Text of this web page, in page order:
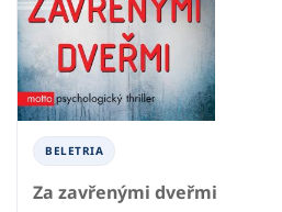
BELETRIA
Za zavřenými dveřmi